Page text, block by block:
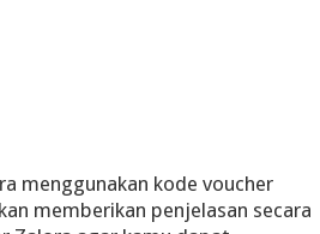
menggunakan kode voucher
memberikan penjelasan secara